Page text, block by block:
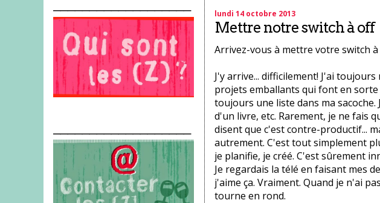
lundi 14 octobre 2013
Mettre notre switch à off
Arrivez-vous à mettre votre switch
J'y arrive... difficilement! J'ai
projets emballants qui font en
toujours une liste dans ma
d'un livre, etc. Rarement, je ne fais
disent que c'est contre-productif...
autrement. C'est tout simplement
je planifie, je créé. C'est sûrement
Je regardais la télé en faisant mes
j'aime ça. Vraiment. Quand je n'ai
tourne en rond.